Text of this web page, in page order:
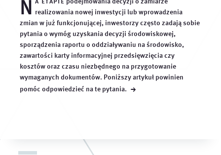
N realizowania nowej inwestycji lub wprowadzenia
zmian w już funkcjonującej, inwestorzy często zadają sobie
pytania o wymóg uzyskania decyzji środowiskowej,
sporządzenia raportu o oddziaływaniu na środowisko,
zawartości karty informacyjnej przedsięwzięcia czy
kosztów oraz czasu niezbędnego na przygotowanie
wymaganych dokumentów. Poniższy artykuł powinien
pomóc odpowiedzieć na te pytania. →